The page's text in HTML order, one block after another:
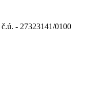
č.ú. - 27323141/0100